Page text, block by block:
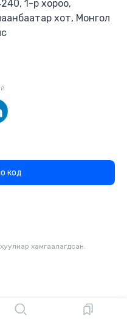
1-р хороо,
хот, Монгол
код
хамгаалагдсан.